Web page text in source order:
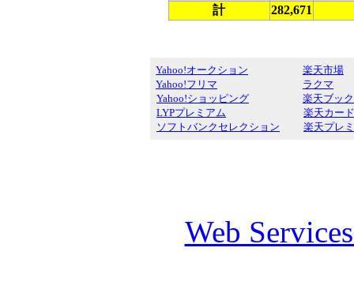
計
282,671
Yahoo!オークション
Yahoo!フリマ
Yahoo!ショッピング
LYPプレミアム
ソフトバンクセレクション
楽天市場
ラクマ
楽天ブッ
楽天カード
楽天プレ
Web